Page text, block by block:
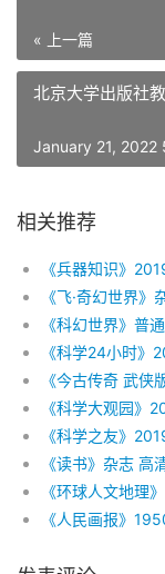
« 上一篇
北京大学出版社
January 21, 2022
相关推荐
《兵器知识》
《飞·奇幻世界
《科幻世界》普
《科学24小时》
《今古传奇 武
《科学大观园》
《科学之友》
《读书》杂志
《环球人文地理
《人民画报》